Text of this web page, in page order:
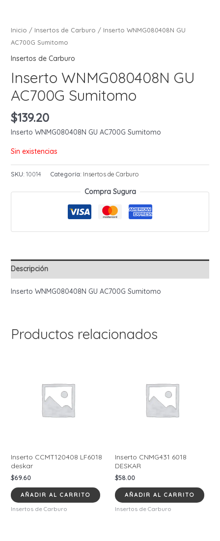
Inicio / Insertos de Carburo / Inserto WNMG080408N GU
AC700G Sumitomo
Insertos de Carburo
Inserto WNMG080408N GU
AC700G Sumitomo
$139.20
Inserto WNMG080408N GU AC700G Sumitomo
Sin existencias
SKU: 10014 Categoría: Insertos de Carburo
Compra Sugura
Descripción
Inserto WNMG080408N GU AC700G Sumitomo
Productos relacionados
Inserto CCMT120408 LF6018
deskar
$69.60
AÑADIR AL CARRITO
Insertos de Carburo
Inserto CNMG431 6018
DESKAR
$58.00
AÑADIR AL CARRITO
Insertos de Carburo